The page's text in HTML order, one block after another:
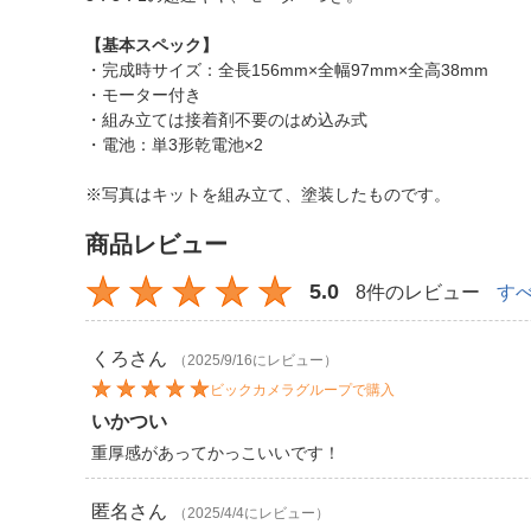
【基本スペック】
・完成時サイズ：全長156mm×全幅97mm×全高38mm
・モーター付き
・組み立ては接着剤不要のはめ込み式
・電池：単3形乾電池×2
※写真はキットを組み立て、塗装したものです。
商品レビュー
5.0 8件のレビュー す
くろ さん
（2025/9/16にレビュー）
ビックカメラグループで購入
いかつい
重厚感があってかっこいいです！
匿名 さん （2025/4/4にレビュー）